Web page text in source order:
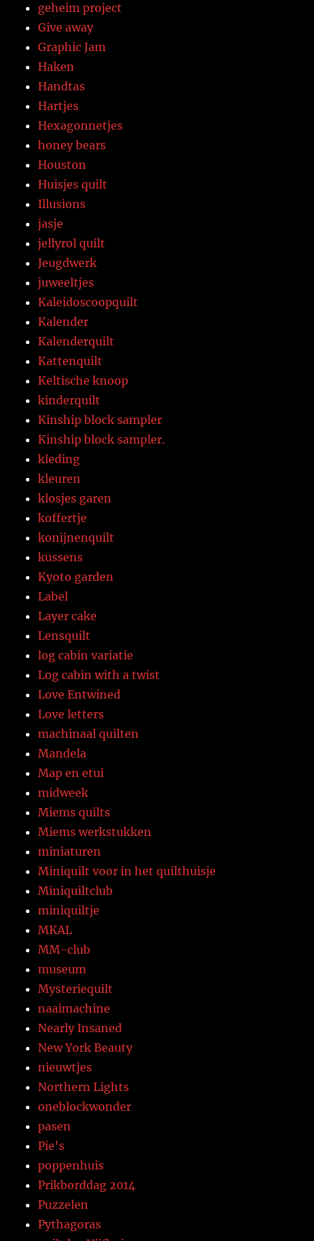
geheim project
Give away
Graphic Jam
Haken
Handtas
Hartjes
Hexagonnetjes
honey bears
Houston
Huisjes quilt
Illusions
jasje
jellyrol quilt
Jeugdwerk
juweeltjes
Kaleidoscoopquilt
Kalender
Kalenderquilt
Kattenquilt
Keltische knoop
kinderquilt
Kinship block sampler
Kinship block sampler.
kleding
kleuren
klosjes garen
koffertje
konijnenquilt
kussens
Kyoto garden
Label
Layer cake
Lensquilt
log cabin variatie
Log cabin with a twist
Love Entwined
Love letters
machinaal quilten
Mandela
Map en etui
midweek
Miems quilts
Miems werkstukken
miniaturen
Miniquilt voor in het quilthuisje
Miniquiltclub
miniquiltje
MKAL
MM-club
museum
Mysteriequilt
naaimachine
Nearly Insaned
New York Beauty
nieuwtjes
Northern Lights
oneblockwonder
pasen
Pie's
poppenhuis
Prikborddag 2014
Puzzelen
Pythagoras